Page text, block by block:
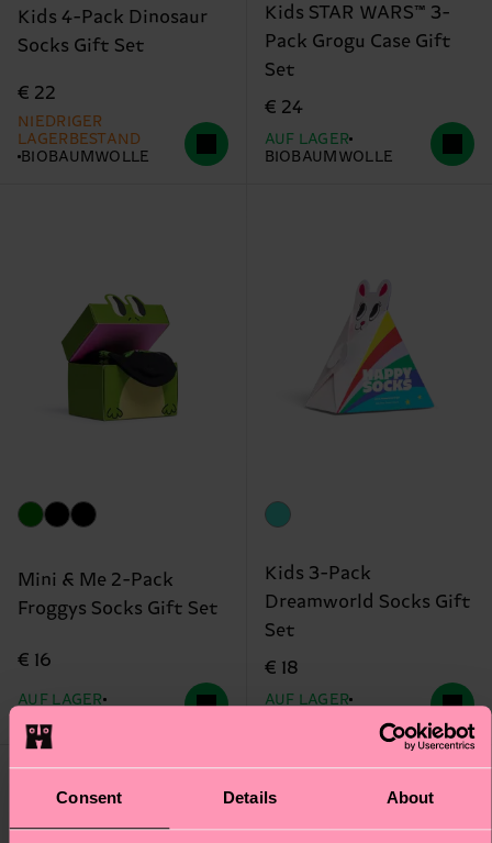
Consent Details About
Kids 4-Pack Dinosaur
Socks Gift Set
€ 22
NIEDRIGER
LAGERBESTAND
BIOBAUMWOLLE
Kids STAR WARS™ 3-
Pack Grogu Case Gift
Set
€ 24
AUF LAGER
BIOBAUMWOLLE
Mini & Me 2-Pack
Froggys Socks Gift Set
€ 16
AUF LAGER
Kids 3-Pack
Dreamworld Socks Gift
Set
€ 18
AUF LAGER